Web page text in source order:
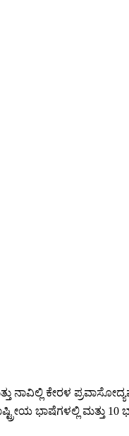
ಕೇರಳ
ಭಾಷೆಗಳಲ್ಲಿ ಮತ್ತು 10